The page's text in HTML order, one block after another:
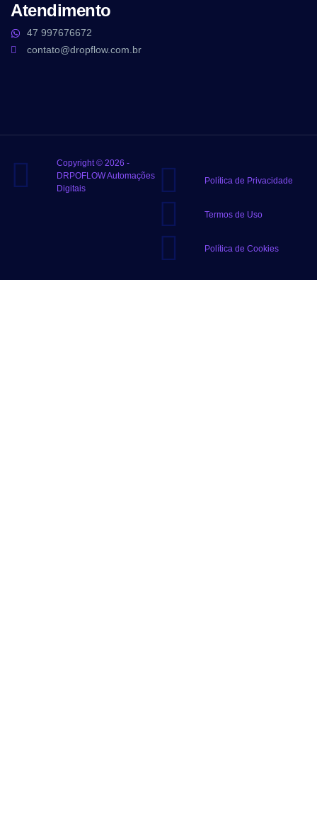
Atendimento
47 997676672
contato@dropflow.com.br
Copyright © 2026 -
DRPOFLOW Automações
Digitais
Política de Privacidade
Termos de Uso
Política de Cookies